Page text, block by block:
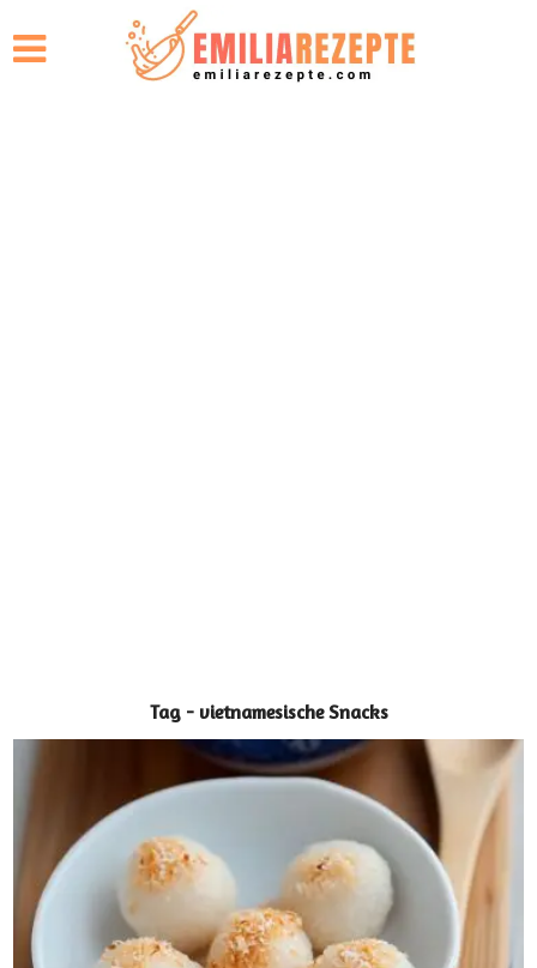
Tag - vietnamesische Snacks